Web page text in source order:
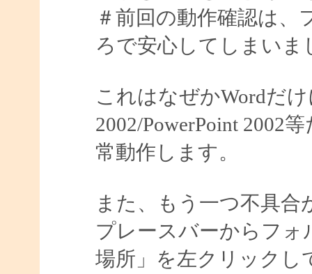
＃前回の動作確認は
ろで安心してしまいま
これはなぜかWordだ
2002/PowerPoint 2002
常動作します。
また、もう一つ不具合
プレースバーからフ
場所」を左クリックし